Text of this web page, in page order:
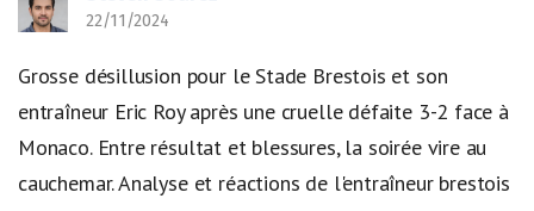
22/11/2024
Grosse désillusion pour le Stade Brestois et son
entraîneur Eric Roy après une cruelle défaite 3-2 face à
Monaco. Entre résultat et blessures, la soirée vire au
cauchemar. Analyse et réactions de l'entraîneur brestois